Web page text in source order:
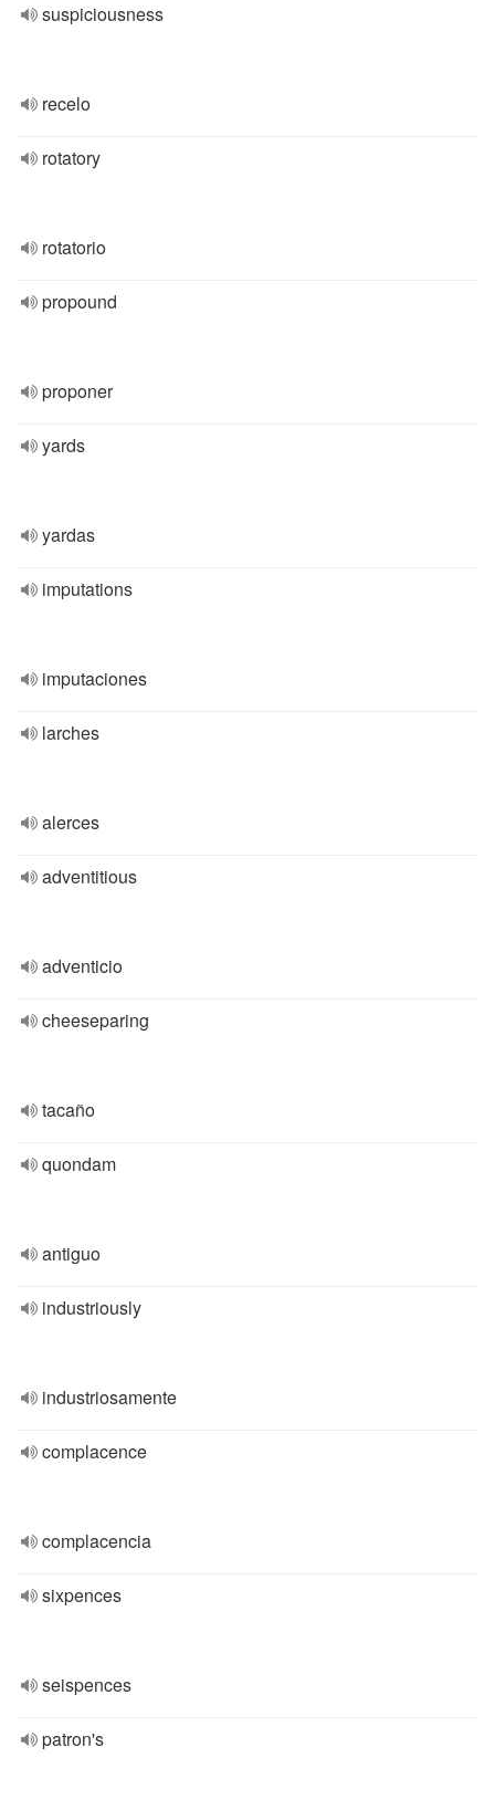
suspiciousness
recelo
rotatory
rotatorio
propound
proponer
yards
yardas
imputations
imputaciones
larches
alerces
adventitious
adventicio
cheeseparing
tacaño
quondam
antiguo
industriously
industriosamente
complacence
complacencia
sixpences
seispences
patron's